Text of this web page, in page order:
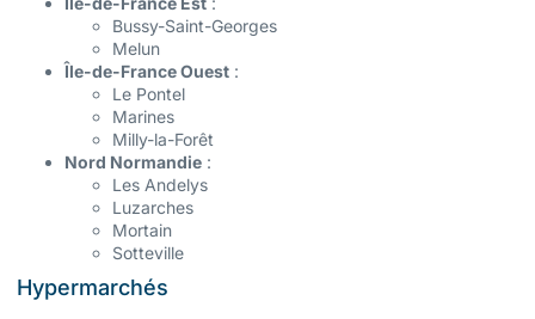
Bussy-Saint-Georges
Melun
Île-de-France Ouest :
Le Pontel
Marines
Milly-la-Forêt
Nord Normandie :
Les Andelys
Luzarches
Mortain
Sotteville
Hypermarchés